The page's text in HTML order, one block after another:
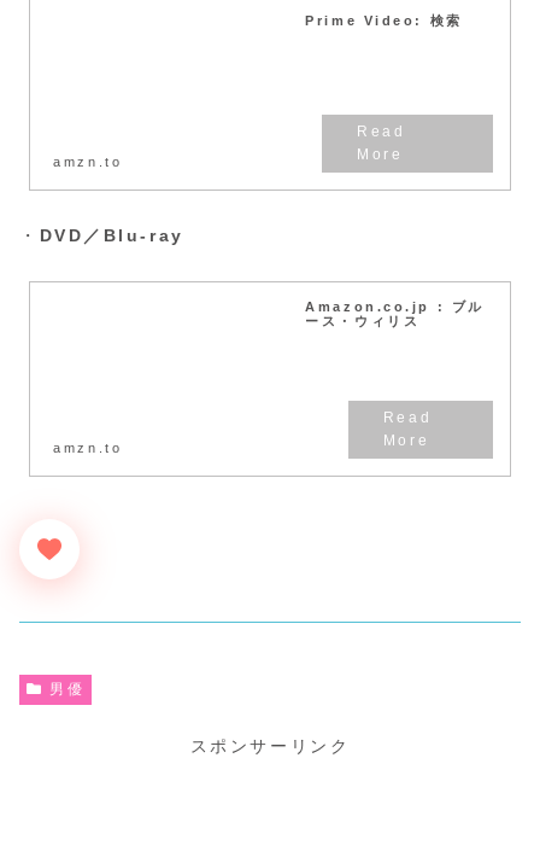
Prime Video: 検索
amzn.to
・ DVD／Blu-ray
Amazon.co.jp : ブル
ース・ウィリス
amzn.to
男優
スポンサーリンク